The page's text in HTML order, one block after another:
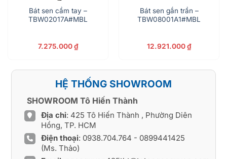
Bát sen cầm tay –
TBW02017A#MBL
7.275.000₫
Bát sen gắn trần –
TBW08001A1#MBL
12.921.000₫
HỆ THỐNG SHOWROOM
SHOWROOM Tô Hiến Thành
Địa chỉ: 425 Tô Hiến Thành , Phường Diên
Hồng, TP. HCM
Điện thoại: 0938.704.764 - 0899441425
(Ms. Thảo)